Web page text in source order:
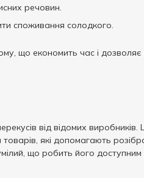
речовин.
споживання солодкого.
що економить час і
від відомих виробників.
які допомагають
що робить його